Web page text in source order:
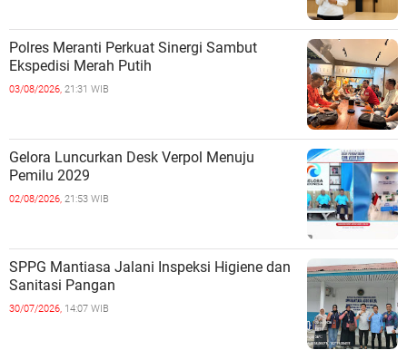
Polres Meranti Perkuat Sinergi Sambut
Ekspedisi Merah Putih
03/08/2026, 21:31 WIB
Gelora Luncurkan Desk Verpol Menuju
Pemilu 2029
02/08/2026, 21:53 WIB
SPPG Mantiasa Jalani Inspeksi Higiene dan
Sanitasi Pangan
30/07/2026, 14:07 WIB